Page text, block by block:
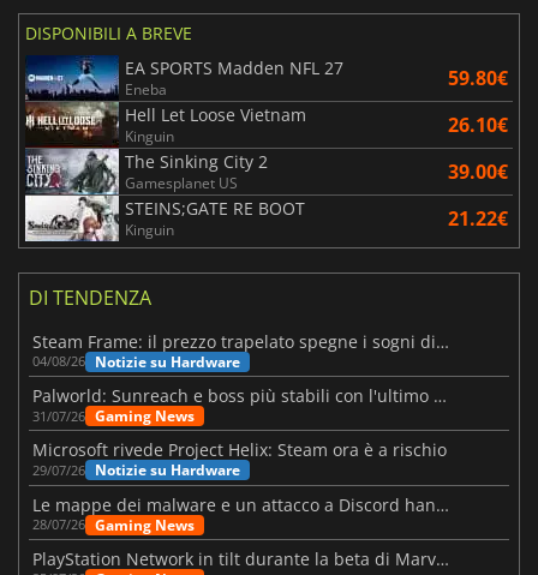
DISPONIBILI A BREVE
EA SPORTS Madden NFL 27
Eneba 59.80€
Hell Let Loose Vietnam
Kinguin 26.10€
The Sinking City 2
Gamesplanet US 39.00€
STEINS;GATE RE BOOT
Kinguin 21.22€
DI TENDENZA
Steam Frame: il prezzo trapelato spegne i sogni di un VR economico
04/08/26 Notizie su Hardware
Palworld: Sunreach e boss più stabili con l'ultimo update
31/07/26 Gaming News
Microsoft rivede Project Helix: Steam ora è a rischio
29/07/26 Notizie su Hardware
Le mappe dei malware e un attacco a Discord hanno colpito Meccha Chameleon
28/07/26 Gaming News
PlayStation Network in tilt durante la beta di Marvel Tōkon